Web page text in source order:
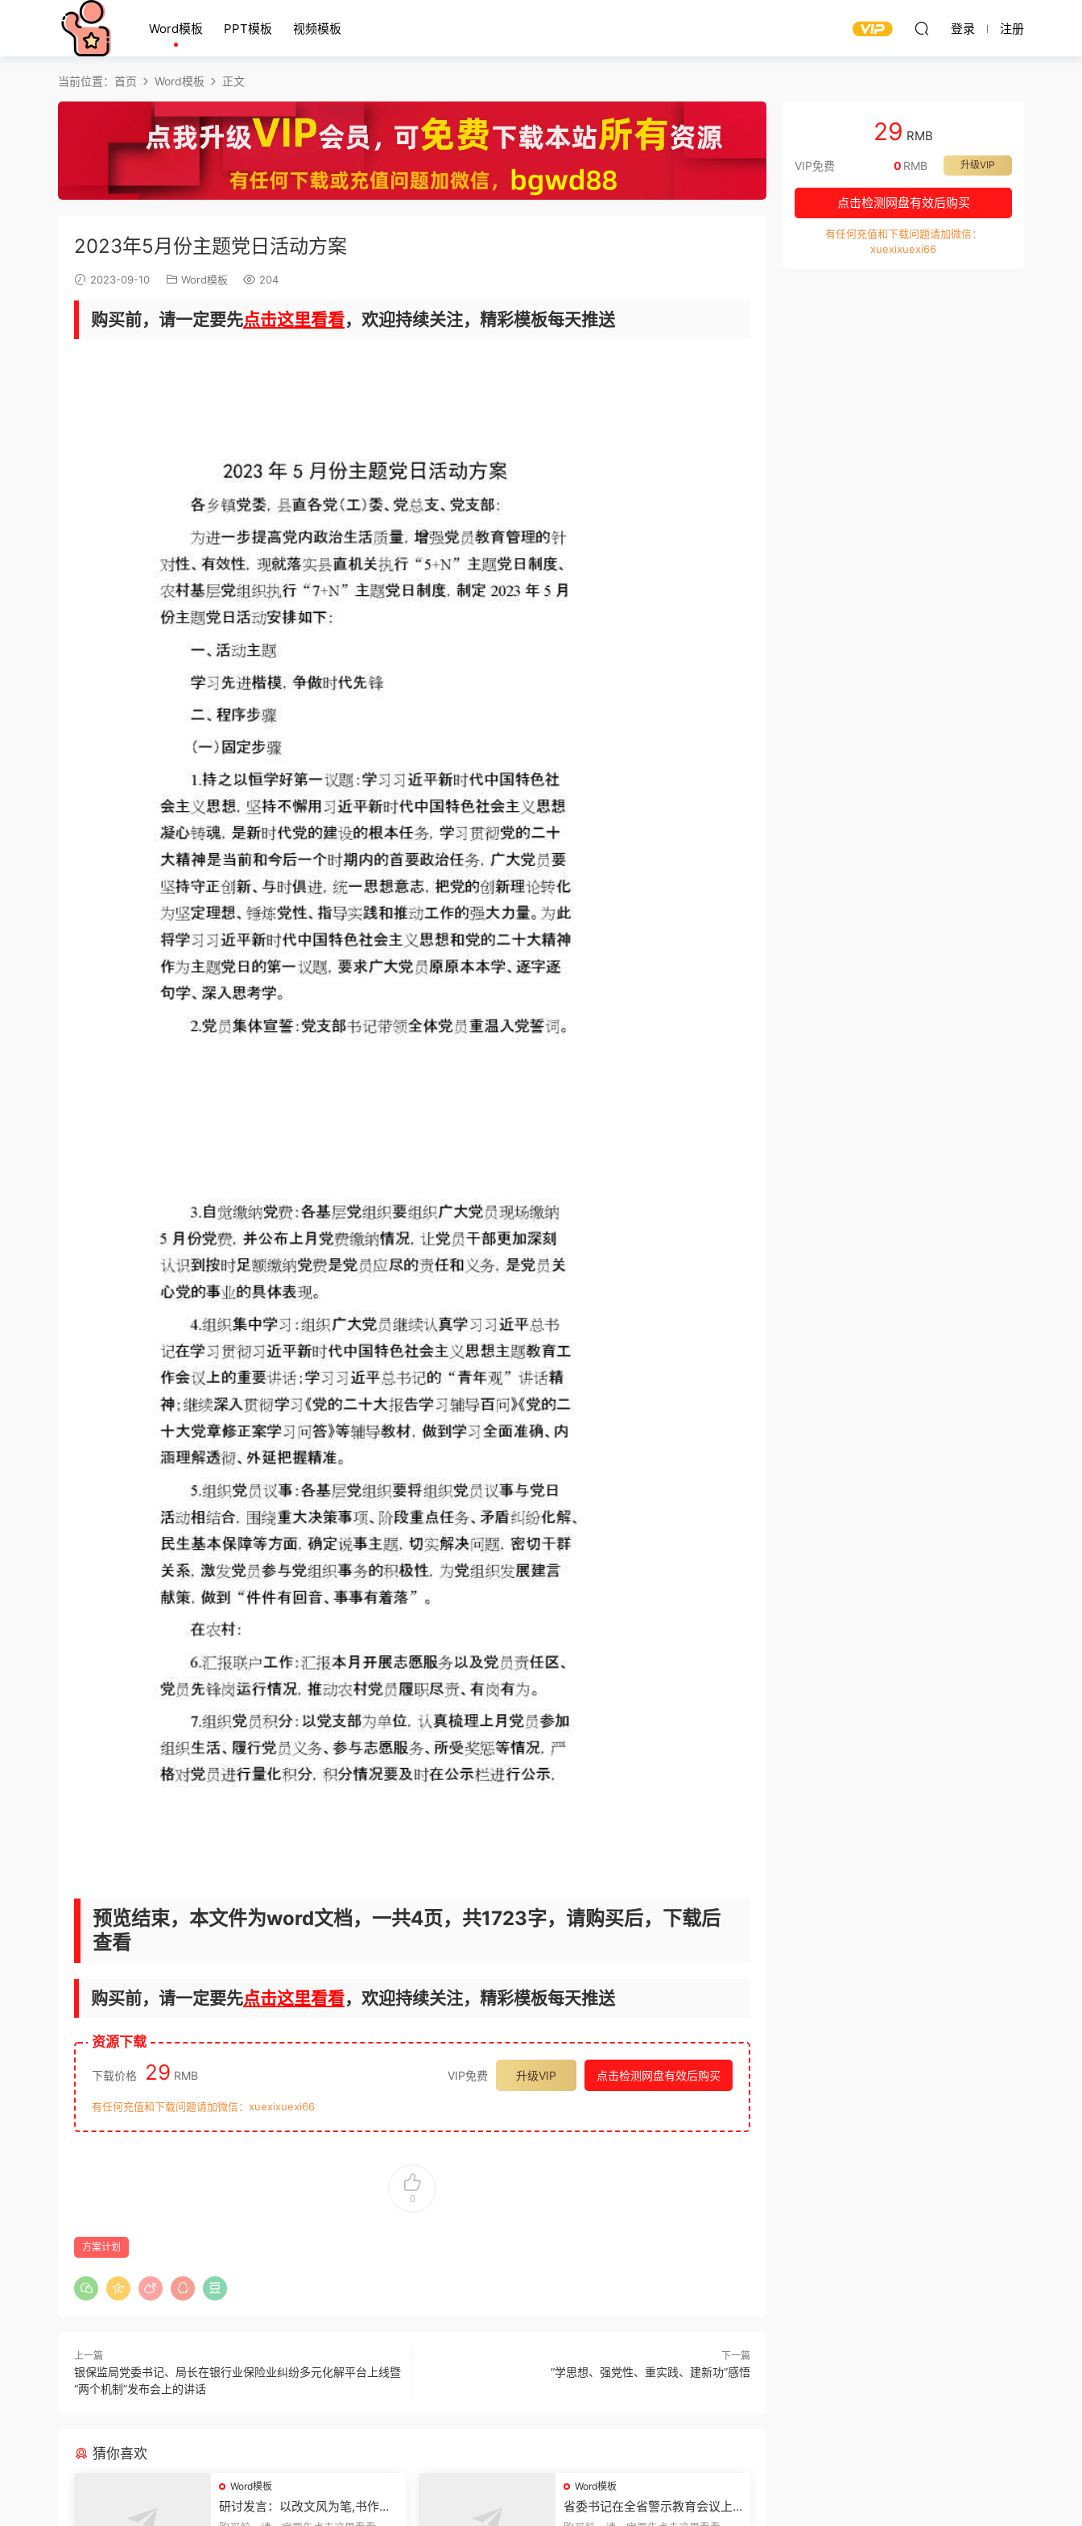
Word模板 PPT模板 视频模板 登录 注册
当前位置： 首页 Word模板 正文
2023年5月份主题党日活动方案
2023-09-10 Word模板 204
购买前，请一定要先点击这里看看，欢迎持续关注，精彩模板每天推送
预览结束，本文件为word文档，一共4页，共1723字，请购买后，下载后
查看
购买前，请一定要先点击这里看看，欢迎持续关注，精彩模板每天推送
资源下载
下载价格 29 RMB VIP免费 升级VIP 点击检测网盘有效后购买
有任何充值和下载问题请加微信：xuexixuexi66
0
方案计划
上一篇
银保监局党委书记、局长在银行业保险业纠纷多元化解平台上线暨
“两个机制”发布会上的讲话
下一篇
“学思想、强党性、重实践、建新功”感悟
猜你喜欢
Word模板
研讨发言：以改文风为笔,书作风
建设“必修课”
Word模板
省委书记在全省警示教育会议上
的讲话.1
29 RMB
VIP免费 升级VIP
0 RMB
点击检测网盘有效后购买
有任何充值和下载问题请加微信：
xuexixuexi66